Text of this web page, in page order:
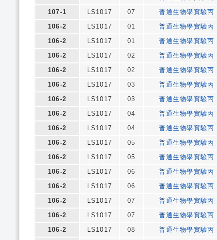
107-1
LS1017 07
普通生物學實驗丙
106-2
LS1017 01
普通生物學實驗丙
106-2
LS1017 01
普通生物學實驗丙
106-2
LS1017 02
普通生物學實驗丙
106-2
LS1017 02
普通生物學實驗丙
106-2
LS1017 03
普通生物學實驗丙
106-2
LS1017 03
普通生物學實驗丙
106-2
LS1017 04
普通生物學實驗丙
106-2
LS1017 04
普通生物學實驗丙
106-2
LS1017 05
普通生物學實驗丙
106-2
LS1017 05
普通生物學實驗丙
106-2
LS1017 06
普通生物學實驗丙
106-2
LS1017 06
普通生物學實驗丙
106-2
LS1017 07
普通生物學實驗丙
106-2
LS1017 07
普通生物學實驗丙
106-2
LS1017 08
普通生物學實驗丙